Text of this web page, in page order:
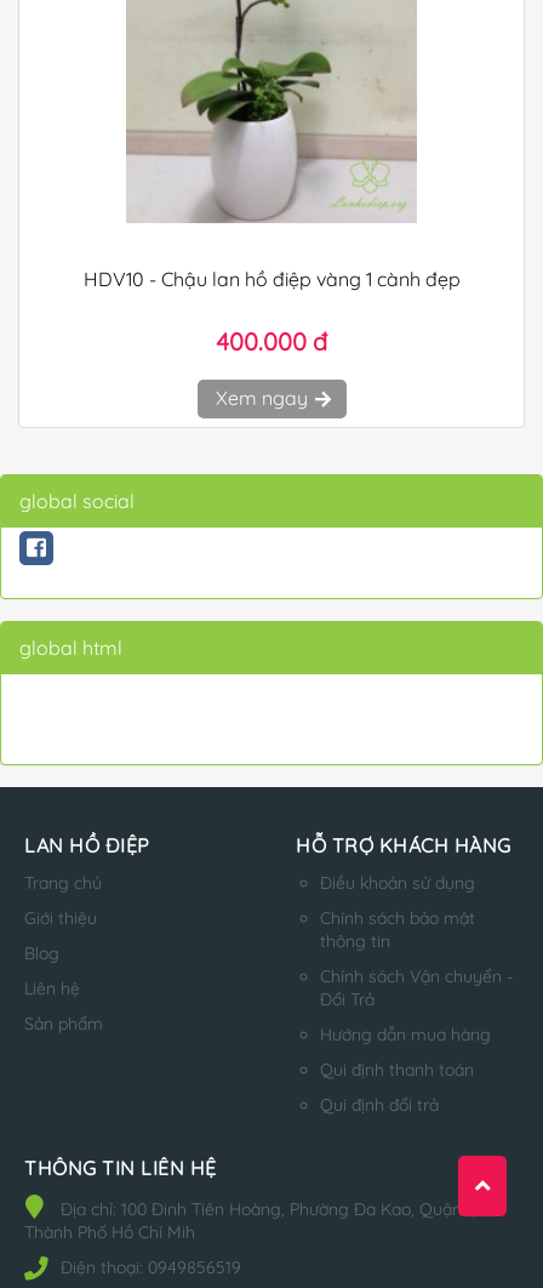
HDV10 - Chậu lan hồ điệp vàng 1 cành đẹp
400.000 đ
Xem ngay
global social
global html
LAN HỒ ĐIỆP
Trang chủ
Giới thiệu
Blog
Liên hệ
Sản phẩm
HỖ TRỢ KHÁCH HÀNG
Điều khoản sử dụng
Chính sách bảo mật
thông tin
Chính sách Vận chuyển -
Đổi Trả
Hướng dẫn mua hàng
Qui định thanh toán
Qui định đổi trả
THÔNG TIN LIÊN HỆ
Địa chỉ: 100 Đinh Tiên Hoàng, Phường Đa Kao, Quận 1,
Thành Phố Hồ Chí Mih
Điện thoại: 0949856519